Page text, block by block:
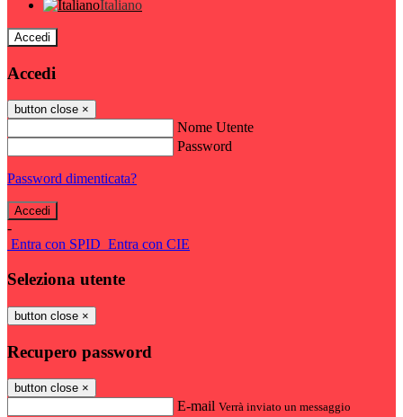
Italiano
Accedi
Accedi
button close ×
Nome Utente
Password
Password dimenticata?
-
Entra con SPID Entra con CIE
Seleziona utente
button close ×
Recupero password
button close ×
E-mail Verrà inviato un messaggio